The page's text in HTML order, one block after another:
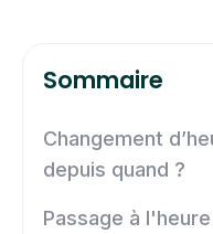
Sommaire
Changement
depuis quand ?
Passage à